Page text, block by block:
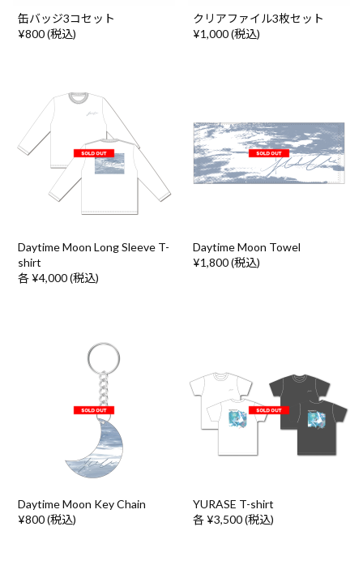
缶バッジ3コセット
¥800 (税込)
クリアファイル3枚セット
¥1,000 (税込)
Daytime Moon Long Sleeve T-
shirt
各 ¥4,000 (税込)
Daytime Moon Towel
¥1,800 (税込)
Daytime Moon Key Chain
¥800 (税込)
YURASE T-shirt
各 ¥3,500 (税込)